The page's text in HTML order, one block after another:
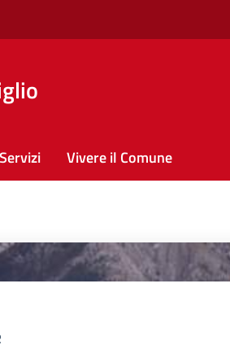
Servizi Vivere il Comune